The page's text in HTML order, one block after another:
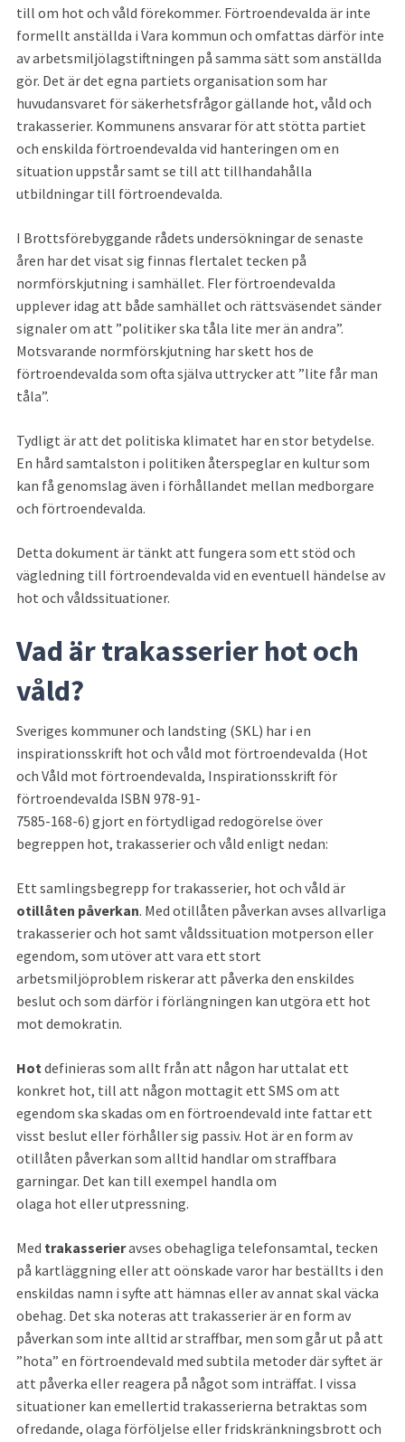
till om hot och våld förekommer. Förtroendevalda är inte
formellt anställda i Vara kommun och omfattas därför inte
av arbetsmiljölagstiftningen på samma sätt som anställda
gör. Det är det egna partiets organisation som har
huvudansvaret för säkerhetsfrågor gällande hot, våld och
trakasserier. Kommunens ansvarar för att stötta partiet
och enskilda förtroendevalda vid hanteringen om en
situation uppstår samt se till att tillhandahålla
utbildningar till förtroendevalda.
I Brottsförebyggande rådets undersökningar de senaste
åren har det visat sig finnas flertalet tecken på
normförskjutning i samhället. Fler förtroendevalda
upplever idag att både samhället och rättsväsendet sänder
signaler om att ”politiker ska tåla lite mer än andra”.
Motsvarande normförskjutning har skett hos de
förtroendevalda som ofta själva uttrycker att ”lite får man
tåla”.
Tydligt är att det politiska klimatet har en stor betydelse.
En hård samtalston i politiken återspeglar en kultur som
kan få genomslag även i förhållandet mellan medborgare
och förtroendevalda.
Detta dokument är tänkt att fungera som ett stöd och
vägledning till förtroendevalda vid en eventuell händelse av
hot och våldssituationer.
Vad är trakasserier hot och
våld?
Sveriges kommuner och landsting (SKL) har i en
inspirationsskrift hot och våld mot förtroendevalda (Hot
och Våld mot förtroendevalda, Inspirationsskrift för
förtroendevalda ISBN 978-91-
7585-168-6) gjort en förtydligad redogörelse över
begreppen hot, trakasserier och våld enligt nedan:
otillåten påverkan. Med otillåten påverkan avses allvarliga
trakasserier och hot samt våldssituation motperson eller
egendom, som utöver att vara ett stort
arbetsmiljöproblem riskerar att påverka den enskildes
beslut och som därför i förlängningen kan utgöra ett hot
mot demokratin.
Hot definieras som allt från att någon har uttalat ett
konkret hot, till att någon mottagit ett SMS om att
egendom ska skadas om en förtroendevald inte fattar ett
visst beslut eller förhåller sig passiv. Hot är en form av
otillåten påverkan som alltid handlar om straffbara
garningar. Det kan till exempel handla om
olaga hot eller utpressning.
Med trakasserier avses obehagliga telefonsamtal, tecken
på kartläggning eller att oönskade varor har beställts i den
enskildas namn i syfte att hämnas eller av annat skal väcka
obehag. Det ska noteras att trakasserier är en form av
påverkan som inte alltid ar straffbar, men som går ut på att
”hota” en förtroendevald med subtila metoder där syftet är
att påverka eller reagera på något som inträffat. I vissa
situationer kan emellertid trakasserierna betraktas som
ofredande, olaga förföljelse eller fridskränkningsbrott och